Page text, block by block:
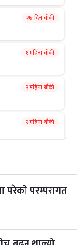
२७ दिन बाँकी
१ महिना बाँकी
२ महिना बाँकी
२ महिना बाँकी
२ महिना बाँकी
परेको परम्परागत